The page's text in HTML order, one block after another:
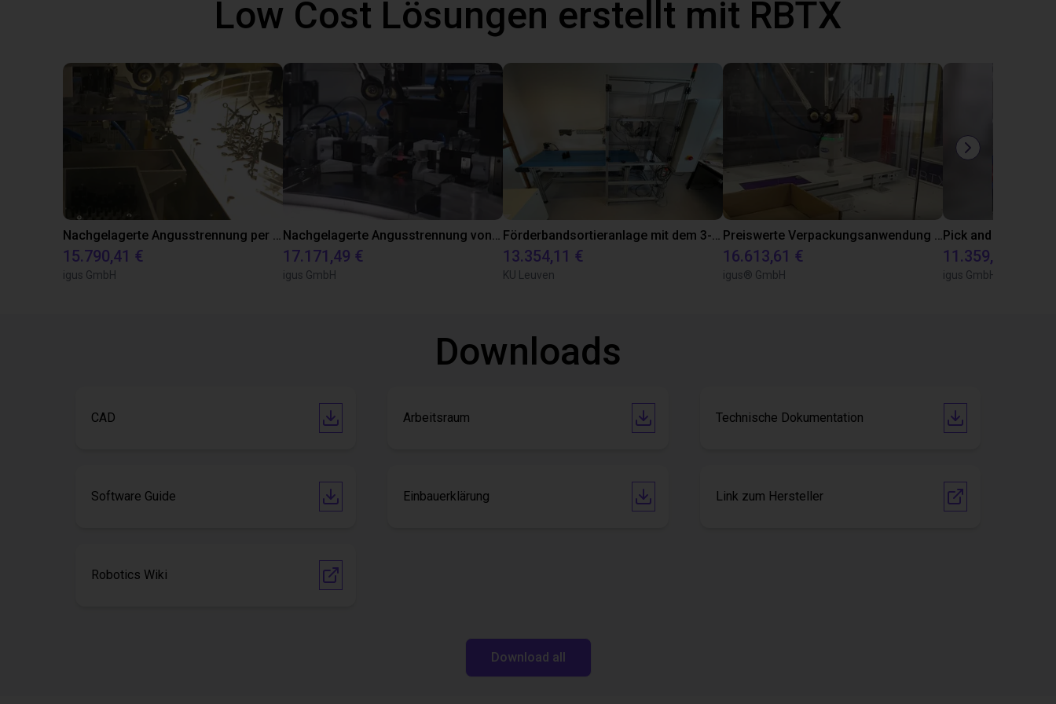
Low Cost Lösungen erstellt mit RBTX
Nachgelagerte Angusstrennung per Delta-Roboter
15.790,41 €
igus GmbH
Nachgelagerte Angusstrennung von Clipslagern
17.171,49 €
igus GmbH
Förderbandsortieranlage mit dem 3-Achsen-Delta-Roboter
13.354,11 €
KU Leuven
Preiswerte Verpackungsanwendung mit Vakuumgreifer
16.613,61 €
igus® GmbH
11.359,01 €
igus GmbH
Downloads
CAD Arbeitsraum Technische Dokumentation
Software Guide Einbauerklärung Link zum Hersteller
Robotics Wiki
Download all